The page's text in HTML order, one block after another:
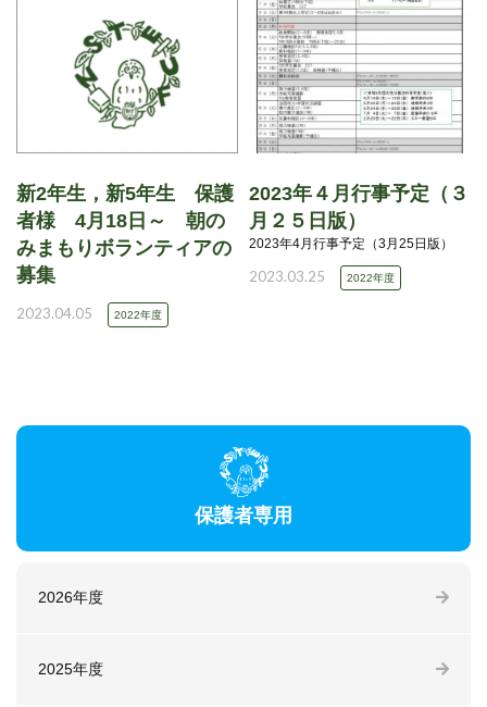
新2年生，新5年生 保護
者様 4月18日～ 朝の
みまもりボランティアの
募集
2023.04.05 2022年度
2023年４月行事予定（３
月２５日版）
2023年4月行事予定（3月25日版）
2023.03.25 2022年度
保護者専用
2026年度
2025年度